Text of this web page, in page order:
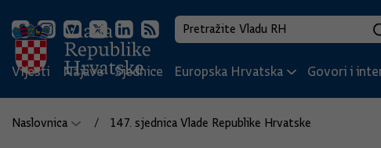
Vijesti Najave Sjednice Europska Hrvatska Govori i
Naslovnica 147. sjednica Vlade Republike Hrvatske